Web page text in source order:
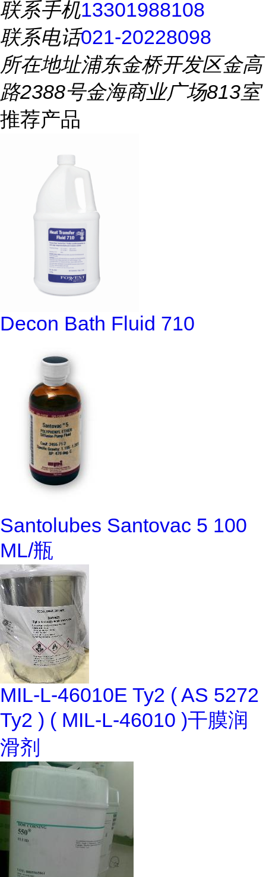
联系手机13301988108
联系电话021-20228098
所在地址浦东金桥开发区金高
路2388号金海商业广场813室
推荐产品
Decon Bath Fluid 710
Santolubes Santovac 5 100
ML/瓶
MIL-L-46010E Ty2 ( AS 5272
Ty2 ) ( MIL-L-46010 )干膜润
滑剂